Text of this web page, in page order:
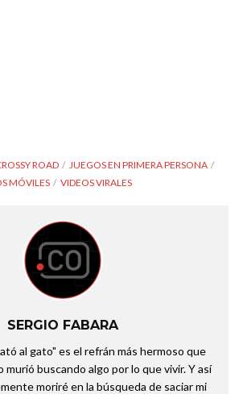
ROAD
JUEGOS EN PRIMERA PERSONA
MÓVILES VIDEOS VIRALES
SERGIO FABARA
al gato" es el refrán más hermoso que
buscando algo por lo que vivir. Y así
moriré en la búsqueda de saciar mi